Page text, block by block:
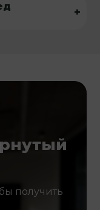
+
получить